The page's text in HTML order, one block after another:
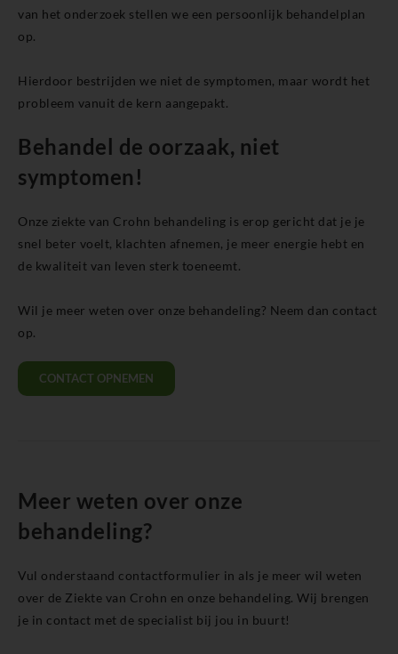
van het onderzoek stellen we een persoonlijk behandelplan
op.
Hierdoor bestrijden we niet de symptomen, maar wordt het
probleem vanuit de kern aangepakt.
Behandel de oorzaak, niet
symptomen!
Onze ziekte van Crohn behandeling is erop gericht dat je je
snel beter voelt, klachten afnemen, je meer energie hebt en
de kwaliteit van leven sterk toeneemt.
Wil je meer weten over onze behandeling? Neem dan contact
op.
CONTACT OPNEMEN
Meer weten over onze
behandeling?
Vul onderstaand contactformulier in als je meer wil weten
over de Ziekte van Crohn en onze behandeling. Wij brengen
je in contact met de specialist bij jou in buurt!